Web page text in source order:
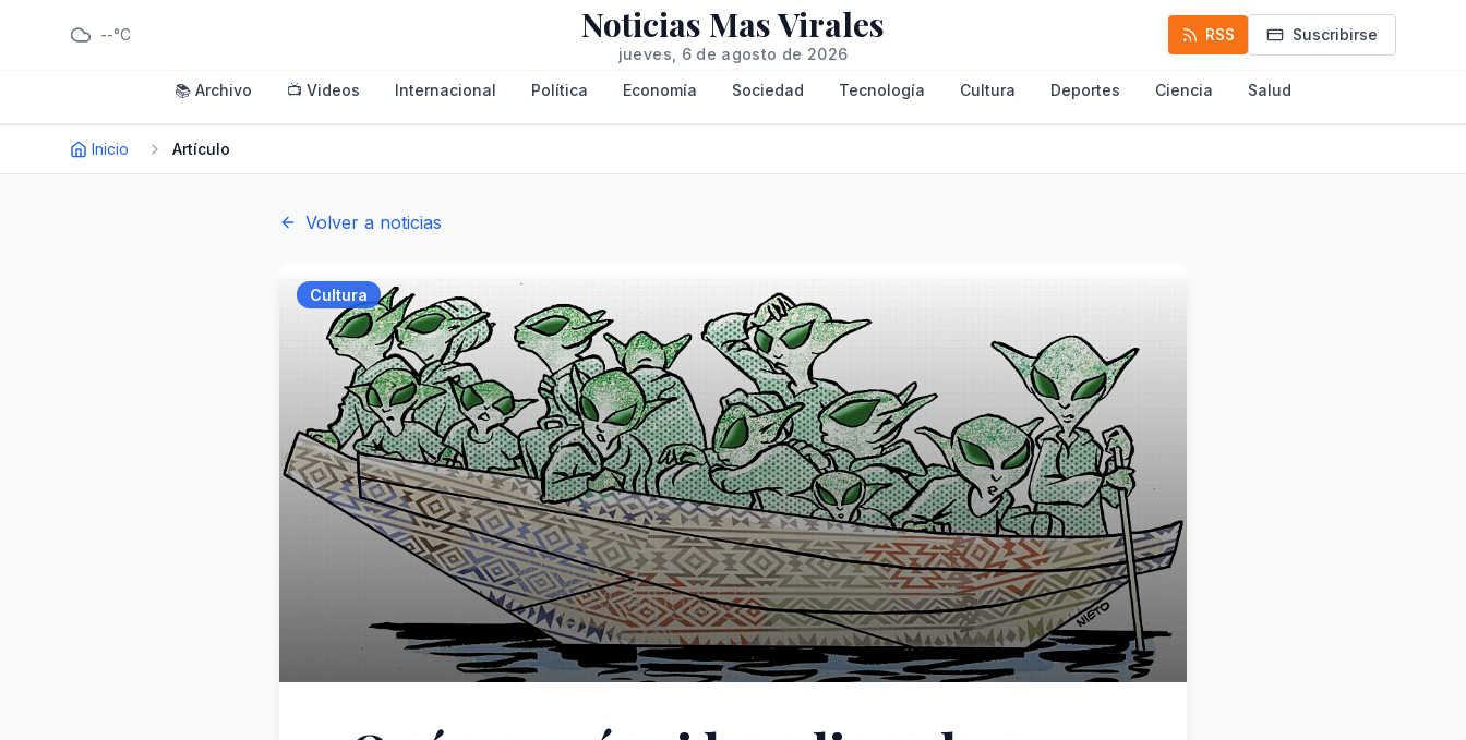
--°C Noticias Mas Virales
jueves, 6 de agosto de 2026
RSS Suscribirse
📚 Archivo 📺 Videos Internacional Política Economía Sociedad Tecnología Cultura Deportes Ciencia Salud
Inicio Artículo
Volver a noticias
Cultura